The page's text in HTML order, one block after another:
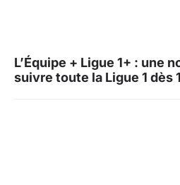
L’Équipe + Ligue 1+ : une
suivre toute la Ligue 1 dès